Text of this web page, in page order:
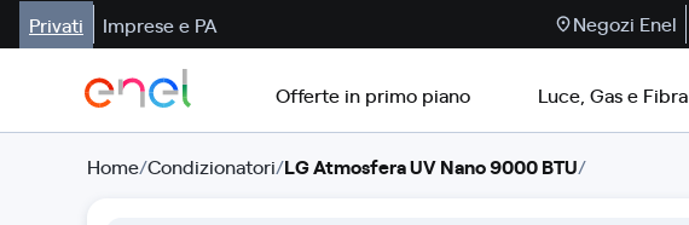
Privati Imprese e PA Negozi Enel
Offerte in primo piano Luce, Gas e Fibra
Home/Condizionatori/LG Atmosfera UV Nano 9000 BTU/